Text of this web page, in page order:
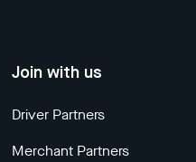
Join with us
Driver Partners
Merchant Partners